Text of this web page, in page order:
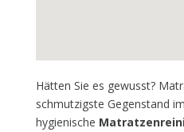
Hätten Sie es gewusst?
schmutzigste Gegenstand
hygienische